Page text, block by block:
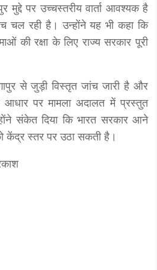
मुद्दे पर उच्चस्तरीय वार्ता आवश्यक है
चल रही है। उन्होंने यह भी कहा कि
की रक्षा के लिए राज्य सरकार पूरी
से जुड़ी विस्तृत जांच जारी है और
आधार पर मामला अदालत में प्रस्तुत
संकेत दिया कि भारत सरकार आने
केंद्र स्तर पर उठा सकती है।